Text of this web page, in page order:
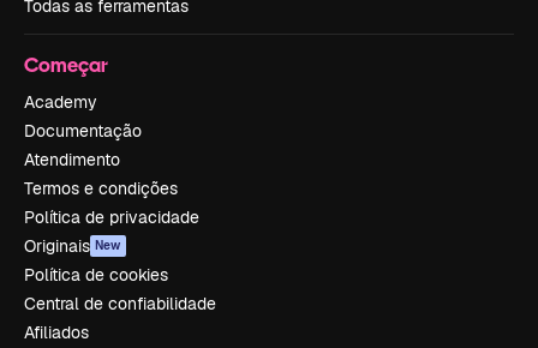
Todas as ferramentas
Começar
Academy
Documentação
Atendimento
Termos e condições
Política de privacidade
Originais New
Política de cookies
Central de confiabilidade
Afiliados